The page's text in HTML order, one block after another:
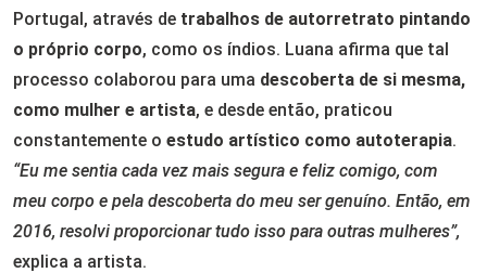
Portugal, através de trabalhos de autorretrato pintando
o próprio corpo, como os índios. Luana afirma que tal
processo colaborou para uma descoberta de si mesma,
como mulher e artista, e desde então, praticou
constantemente o estudo artístico como autoterapia.
“Eu me sentia cada vez mais segura e feliz comigo, com
meu corpo e pela descoberta do meu ser genuíno. Então, em
2016, resolvi proporcionar tudo isso para outras mulheres”,
explica a artista.